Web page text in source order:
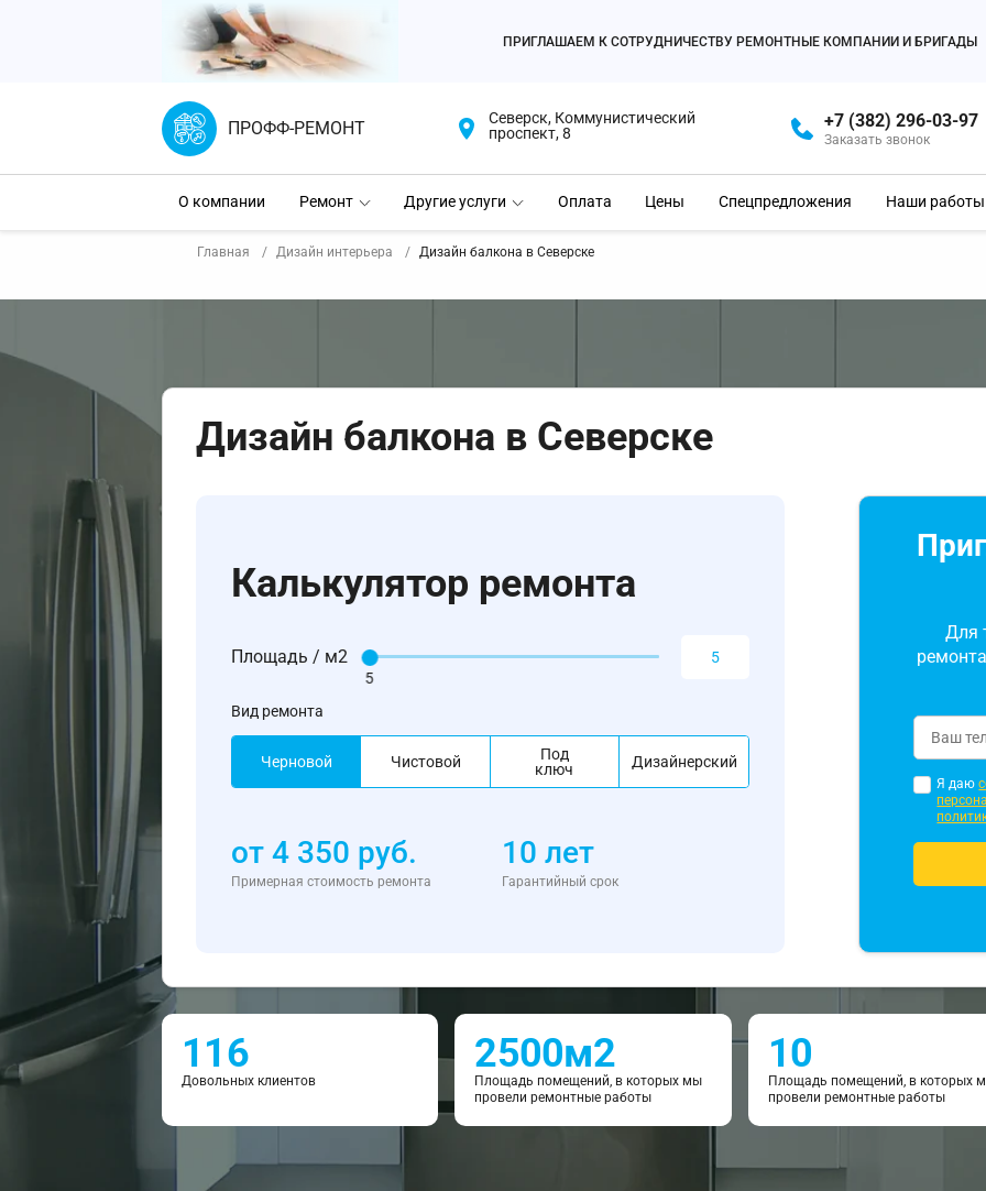
ПРИГЛАШАЕМ К СОТРУДНИЧЕСТВУ РЕМОНТНЫЕ КОМПАНИИ И БРИГАДЫ
ПРОФФ-РЕМОНТ
Северск, Коммунистический
проспект, 8
+7 (382) 296-03-97
Заказать звонок
О компании Ремонт Другие услуги Оплата Цены Спецпредложения Наши
Главная Дизайн интерьера Дизайн балкона в Северске
Дизайн балкона в Северске
Калькулятор ремонта
Площадь / м2
5
Вид ремонта
Черновой Чистовой
Под
ключ
Дизайнерский
от 4 350 руб.
Примерная стоимость ремонта
10 лет
Гарантийный срок
Для
Я даю
116
Довольных клиентов
2500м2
Площадь помещений, в которых мы
провели ремонтные работы
10
Площадь помещений, в которых
провели ремонтные работы